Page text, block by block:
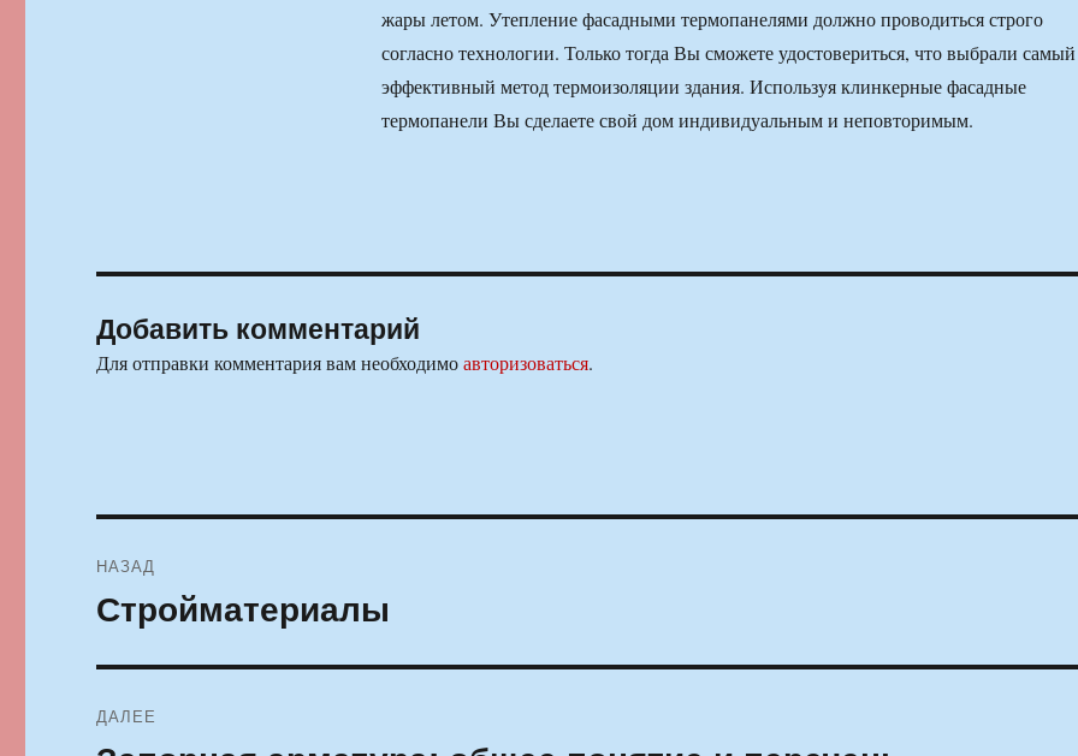
жары летом. Утепление фасадными термопанелями должно проводиться строго
согласно технологии. Только тогда Вы сможете удостовериться, что выбрали самый
эффективный метод термоизоляции здания. Используя клинкерные фасадные
термопанели Вы сделаете свой дом индивидуальным и неповторимым.
Добавить комментарий
Для отправки комментария вам необходимоавторизоваться.
по
НАЗАД
Предыдущая
запись:
Стройматериалы
ДАЛЕЕ